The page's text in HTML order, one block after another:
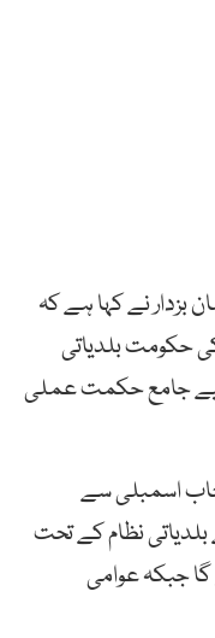
بزدار نے کہا ہے کہ
حکومت بلدیاتی
لیے جامع حکمت عملی
اسمبلی سے
بلدیاتی نظام کے تحت
جبکہ عوامی